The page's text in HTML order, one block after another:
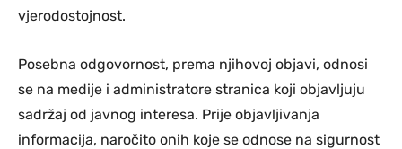
vjerodostojnost.
Posebna odgovornost, prema njihovoj objavi, odnosi
se na medije i administratore stranica koji objavljuju
sadržaj od javnog interesa. Prije objavljivanja
informacija, naročito onih koje se odnose na sigurnost